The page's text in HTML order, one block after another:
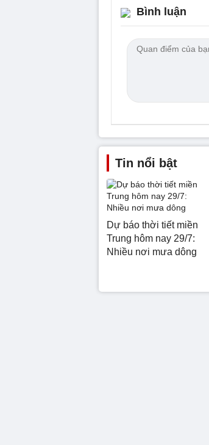
Bình luận
Tin nổi bật
Dự báo thời tiết miền
Trung hôm nay 29/7:
Nhiều nơi mưa dông